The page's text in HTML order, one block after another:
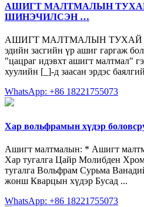
АШИГТ МАЛТМАЛЫН
ШИНЭЧИЛСЭН …
АШИГТ МАЛТМАЛЫН ТУХАЙ ...
эдийн засгийн үр ашиг гаргаж
"цацраг идэвхт ашигт малтмал"
хуулийн [_]-д заасан эрдэс
WhatsApp: +86 18221755073
Хар вольфрамын хүдэр
Ашигт малтмалын: * Ашигт
Хар тугалга Цайр Молибден
тугалга Вольфрам Сурьма
жонш Кварцын хүдэр Бусад ...
WhatsApp: +86 18221755073